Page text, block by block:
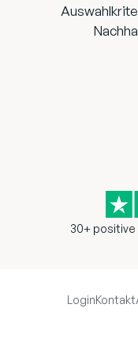
30+
LoginKontakt